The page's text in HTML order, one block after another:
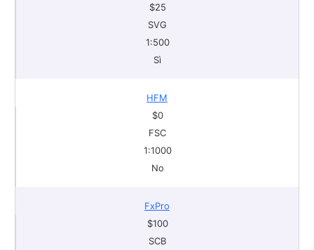
$25
SVG
1:500
Sì
HFM
$0
FSC
1:1000
No
FxPro
$100
SCB